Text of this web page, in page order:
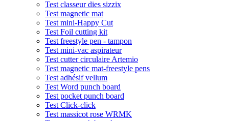
Test classeur dies sizzix
Test magnetic mat
Test mini-Happy Cut
Test Foil cutting kit
Test freestyle pen - tampon
Test mini-vac aspirateur
Test cutter circulaire Artemio
Test magnetic mat-freestyle pens
Test adhésif vellum
Test Word punch board
Test pocket punch board
Test Click-click
Test massicot rose WRMK